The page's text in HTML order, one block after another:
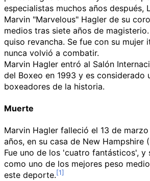
especialistas muchos años después,
Marvin "Marvelous" Hagler de su
medios tras siete años de
quiso revancha. Se fue con su mujer
nunca volvió a combatir.
Marvin Hagler entró al Salón
del Boxeo en 1993 y es considerado
boxeadores de la historia.
Muerte
Marvin Hagler falleció el 13 de
años, en su casa de New Hampshire
Fue uno de los 'cuatro fantásticos', y
como uno de los mejores peso
este deporte.